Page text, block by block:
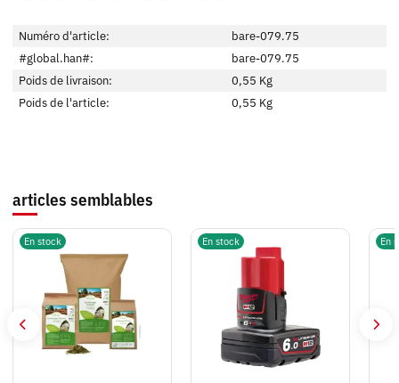
Numéro d'article:
bare-079.75
#global.han#:
bare-079.75
Poids de livraison:
0,55 Kg
Poids de l'article:
0,55 Kg
articles semblables
En stock En stock En